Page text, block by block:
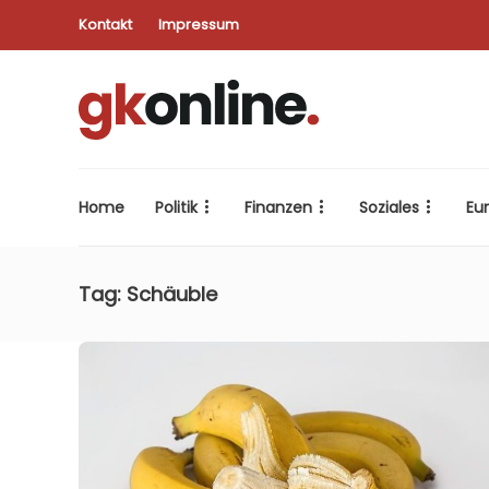
Kontakt Impressum
Home Politik Finanzen Soziales
Tag: Schäuble